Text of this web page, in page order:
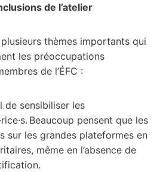
de l’atelier
plusieurs thèmes importants qui
les préoccupations
de l’ÉFC :
de sensibiliser les
Beaucoup pensent que les
sur les grandes plateformes en
même en l’absence de